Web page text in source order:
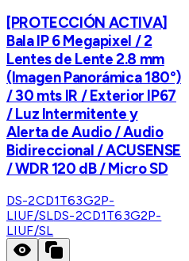
[PROTECCIÓN ACTIVA]
Bala IP 6 Megapixel / 2
Lentes de Lente 2.8 mm
(Imagen Panorámica 180°)
/ 30 mts IR / Exterior IP67
/ Luz Intermitente y
Alerta de Audio / Audio
Bidireccional / ACUSENSE
/ WDR 120 dB / Micro SD
DS-2CD1T63G2P-
LIUF/SLDS-2CD1T63G2P-
LIUF/SL